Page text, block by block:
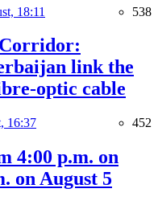
18:11 538
link the
optic cable
16:37 452
4:00 p.m. on
on August 5